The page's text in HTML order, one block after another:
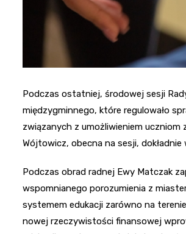
Podczas ostatniej, środowej sesji
międzygminnego, które regulowało
związanych z umożliwieniem uczniom
Wójtowicz, obecna na sesji,
Podczas obrad radnej Ewy Matczak
wspomnianego porozumienia z
systemem edukacji zarówno na
nowej rzeczywistości finansowej